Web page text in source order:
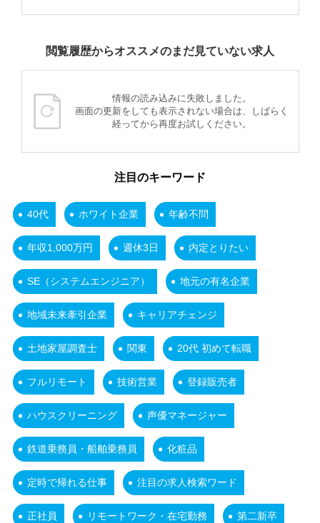
閲覧履歴からオススメのまだ見ていない求人
情報の読み込みに失敗しました。
画面の更新をしても表示されない場合は、しばらく
経ってから再度お試しください。
注目のキーワード
40代 ホワイト企業 年齢不問
年収1,000万円 週休3日 内定とりたい
SE（システムエンジニア） 地元の有名企業
地域未来牽引企業 キャリアチェンジ
土地家屋調査士 関東 20代 初めて転職
フルリモート 技術営業 登録販売者
ハウスクリーニング 声優マネージャー
鉄道乗務員・船舶乗務員 化粧品
定時で帰れる仕事 注目の求人検索ワード
正社員 リモートワーク・在宅勤務 第二新卒